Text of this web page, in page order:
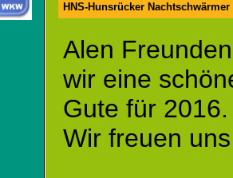
HNS-Hunsrücker Nachtschwärmer
Alen
wir eine
Gute für 2016.
Wir freuen